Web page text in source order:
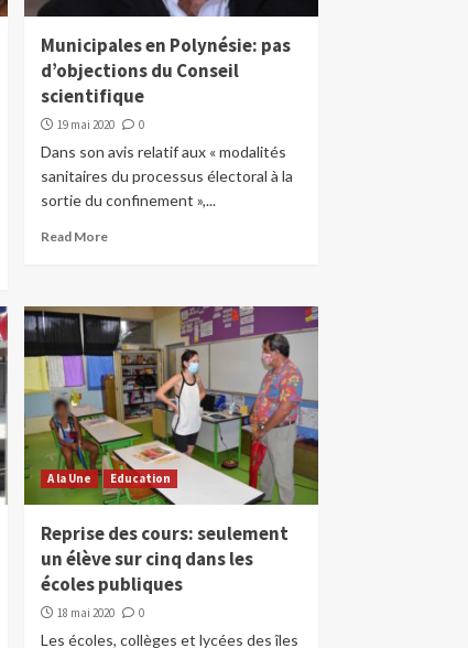
Municipales en Polynésie: pas
d’objections du Conseil
scientifique
19 mai 2020 0
Dans son avis relatif aux « modalités
sanitaires du processus électoral à la
sortie du confinement »,...
Read More
A la Une Education
Reprise des cours: seulement
un élève sur cinq dans les
écoles publiques
18 mai 2020 0
Les écoles, collèges et lycées des îles